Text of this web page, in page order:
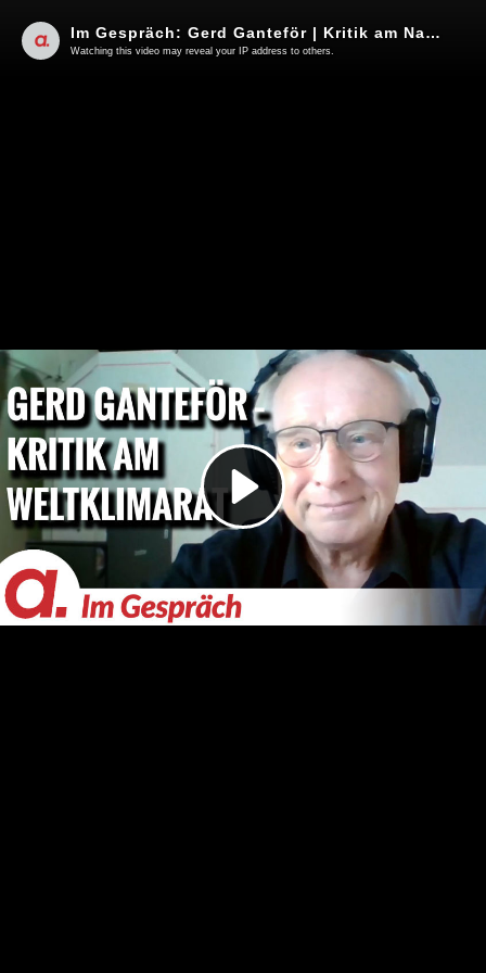
Play
Video
Im Gespräch: Gerd Ganteför | Kritik am Narrativ des Weltklimarates
Watching this video may reveal your IP address to others.